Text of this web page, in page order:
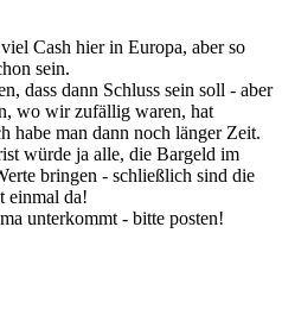
Cash hier in Europa, aber so
sein.
dass dann Schluss sein soll - aber
wo wir zufällig waren, hat
habe man dann noch länger Zeit.
würde ja alle, die Bargeld im
bringen - schließlich sind die
einmal da!
unterkommt - bitte posten!